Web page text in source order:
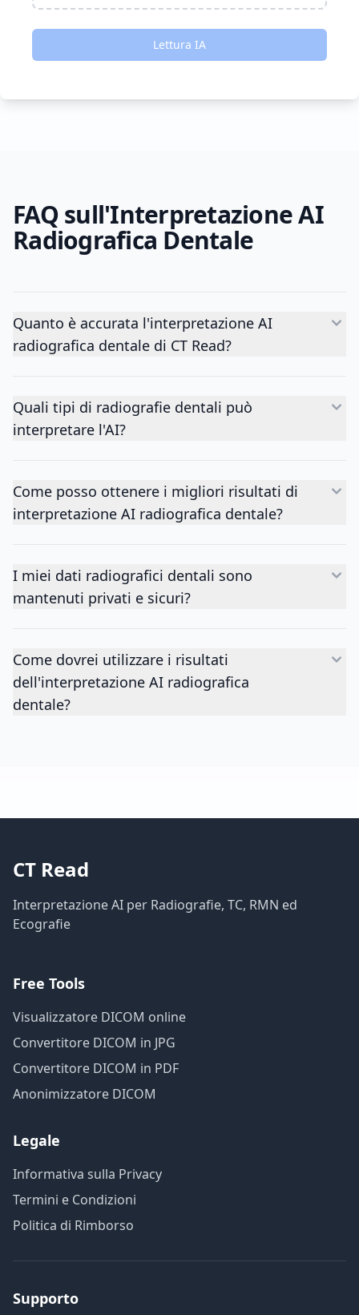
Lettura IA
FAQ sull'Interpretazione AI
Radiografica Dentale
Quanto è accurata l'interpretazione AI
radiografica dentale di CT Read?
Quali tipi di radiografie dentali può
interpretare l'AI?
Come posso ottenere i migliori risultati di
interpretazione AI radiografica dentale?
I miei dati radiografici dentali sono
mantenuti privati e sicuri?
Come dovrei utilizzare i risultati
dell'interpretazione AI radiografica
dentale?
CT Read
Interpretazione AI per Radiografie, TC, RMN ed
Ecografie
Free Tools
Visualizzatore DICOM online
Convertitore DICOM in JPG
Convertitore DICOM in PDF
Anonimizzatore DICOM
Legale
Informativa sulla Privacy
Termini e Condizioni
Politica di Rimborso
Supporto